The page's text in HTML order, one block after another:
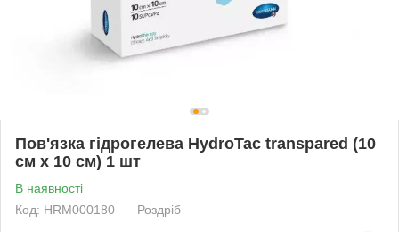
Пов'язка гідрогелева HydroTac transpared (10
см x 10 см) 1 шт
В наявності
Код: HRM000180
Роздріб